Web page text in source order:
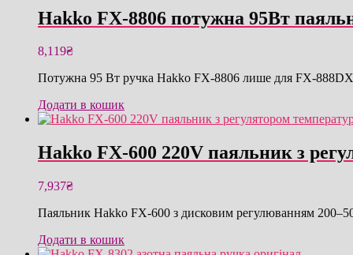
Hakko FX-8806 потужна 95Вт
8,119₴
Потужна 95 Вт ручка Hakko FX-8806 лише для FX-
Додати в кошик
Hakko FX-600 220V паяльник з
7,937₴
Паяльник Hakko FX-600 з дисковим регулюванням
Додати в кошик